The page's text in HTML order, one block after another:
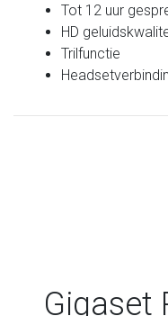
Tot 12 uur
HD
Trilfunctie
Gigaset